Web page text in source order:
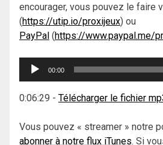
encourager, vous pouvez le faire
(https://utip.io/proxijeux) ou
PayPal (https://www.paypal.me/
Lecteur
00:00
0:06:29 - Télécharger le fichier
Vous pouvez « streamer » notre
abonner à notre flux iTunes. Si